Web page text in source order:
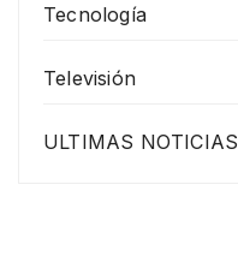
Tecnología
Televisión
ULTIMAS NOTICIAS